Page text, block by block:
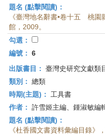
題名 (點擊閱讀)：
《臺灣地名辭書•卷十五 桃
館，2009。
勾選：
編號： 6
出版書目： 臺灣史研究文獻類
類別： 總類
時期(主題)：
工具書
作者： 許雪姬主編、鍾淑敏編
題名 (點擊閱讀)：
《杜香國文書資料彙編目錄》